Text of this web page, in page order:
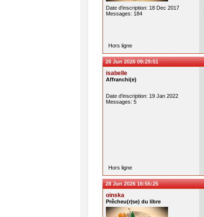
Date d'inscription: 18 Dec 2017
Messages: 184
Hors ligne
26 Jun 2026 09:29:51
isabelle
Affranchi(e)
Date d'inscription: 19 Jan 2022
Messages: 5
Hors ligne
28 Jun 2026 16:55:25
oinska
Prêcheu(r|se) du libre